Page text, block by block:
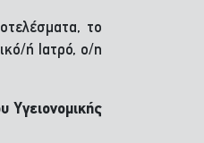
το
ή Ιατρό, ο/η
Υγειονομικής